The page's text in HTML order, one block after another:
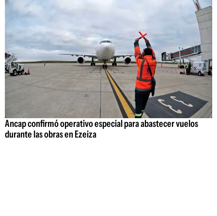
Ancap confirmó operativo especial para abastecer vuelos
durante las obras en Ezeiza